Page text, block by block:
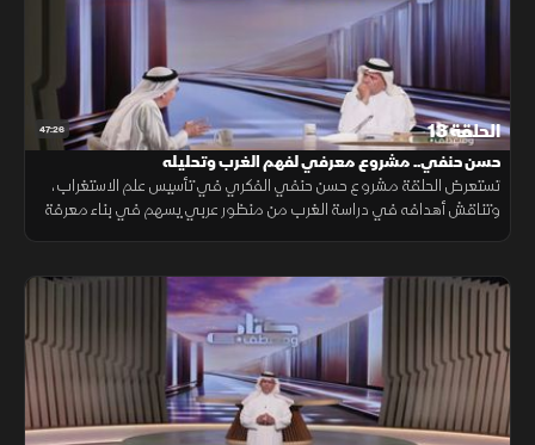
47:26 الحلقة 13
حسن حنفي.. مشروع معرفي لفهم الغرب وتحليله
تستعرض الحلقة مشروع حسن حنفي الفكري في تأسيس علم الاستغراب،
وتناقش أهدافه في دراسة الغرب من منظور عربي يسهم في بناء معرفة